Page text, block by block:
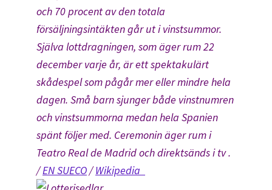
och 70 procent av den totala
försäljningsintäkten går ut i vinstsummor.
Själva lottdragningen, som äger rum 22
december varje år, är ett spektakulärt
skådespel som pågår mer eller mindre hela
dagen. Små barn sjunger både vinstnumren
och vinstsummorna medan hela Spanien
spänt följer med. Ceremonin äger rum i
Teatro Real de Madrid och direktsänds i tv .
/EN SUECO/Wikipedia